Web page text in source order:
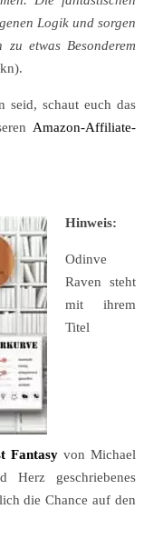
Logik und sorgen
etwas Besonderem
seid, schaut euch das
Amazon-Affiliate-
Hinweis:
Odinve
Raven steht
mit ihrem
Titel
Fantasy von Michael
geschriebenes
die Chance auf den